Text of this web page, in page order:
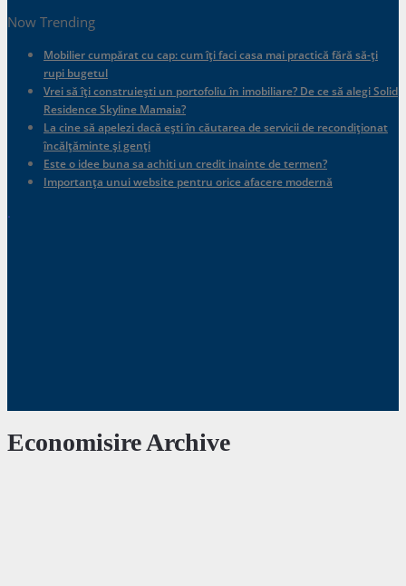
Now Trending
Mobilier cumpărat cu cap: cum îți faci casa mai practică fără să-ți
rupi bugetul
Vrei să îți construiești un portofoliu în imobiliare? De ce să alegi Solid
Residence Skyline Mamaia?
La cine să apelezi dacă ești în căutarea de servicii de recondiționat
încălțăminte și genți
Este o idee buna sa achiti un credit inainte de termen?
Importanța unui website pentru orice afacere modernă
.
Economisire Archive